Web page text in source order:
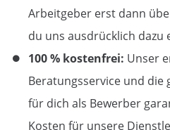
Arbeitgeber erst dann
du uns ausdrücklich dazu
100 % kostenfrei: Unser
Beratungsservice und
für dich als Bewerber
Kosten für unsere